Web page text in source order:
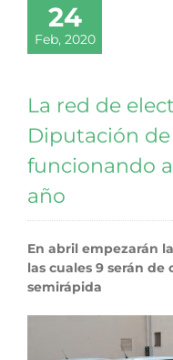
24
Feb, 2020
La red de
Diputación
funcionando
año
En abril empezarán
las cuales 9 serán de
semirápida